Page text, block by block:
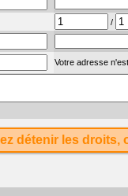
/
Votre adresse
détenir les